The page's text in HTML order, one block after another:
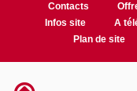
Contacts
Infos site
A
Plan de site